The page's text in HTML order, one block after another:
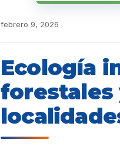
febrero 9, 2026
Ecología
forestales